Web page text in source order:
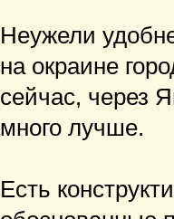
Неужели
на окраине
сейчас, через
много лучше.
Есть